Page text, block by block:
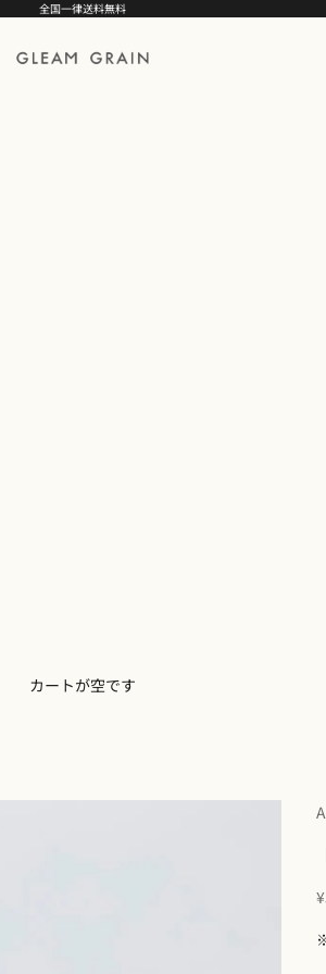
全国一律送料無料
GLEAM GRAIN
カートが空です